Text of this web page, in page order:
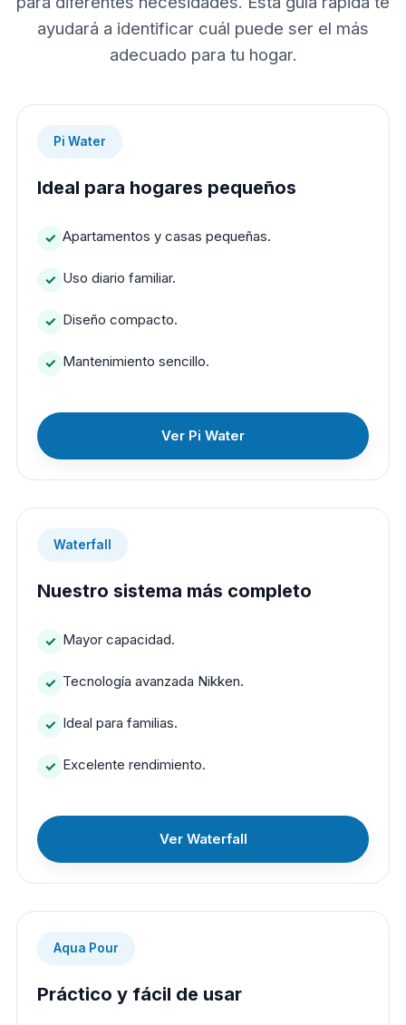
ayudará a identificar cuál puede ser el más
adecuado para tu hogar.
Pi Water
Ideal para hogares pequeños
Apartamentos y casas pequeñas.
Uso diario familiar.
Diseño compacto.
Mantenimiento sencillo.
Ver Pi Water
Waterfall
Nuestro sistema más completo
Mayor capacidad.
Tecnología avanzada Nikken.
Ideal para familias.
Excelente rendimiento.
Ver Waterfall
Aqua Pour
Práctico y fácil de usar